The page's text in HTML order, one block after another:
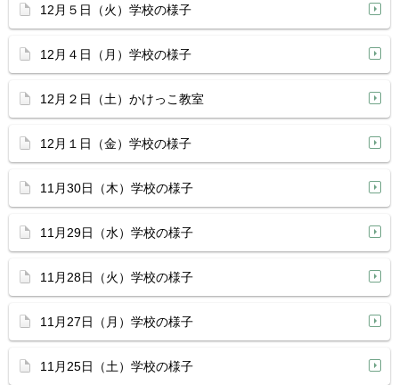
12月５日（火）学校の様子
12月４日（月）学校の様子
12月２日（土）かけっこ教室
12月１日（金）学校の様子
11月30日（木）学校の様子
11月29日（水）学校の様子
11月28日（火）学校の様子
11月27日（月）学校の様子
11月25日（土）学校の様子